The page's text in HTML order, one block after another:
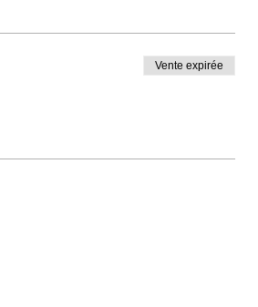
Vente expirée